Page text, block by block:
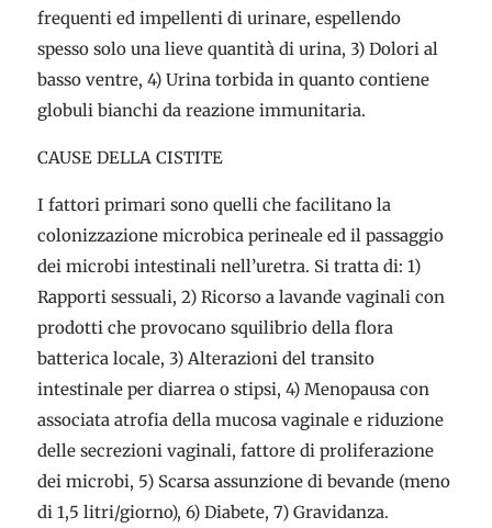
frequenti ed impellenti di urinare, espellendo
spesso solo una lieve quantità di urina, 3) Dolori al
basso ventre, 4) Urina torbida in quanto contiene
globuli bianchi da reazione immunitaria.
CAUSE DELLA CISTITE
I fattori primari sono quelli che facilitano la
colonizzazione microbica perineale ed il passaggio
dei microbi intestinali nell’uretra. Si tratta di: 1)
Rapporti sessuali, 2) Ricorso a lavande vaginali con
prodotti che provocano squilibrio della flora
batterica locale, 3) Alterazioni del transito
intestinale per diarrea o stipsi, 4) Menopausa con
associata atrofia della mucosa vaginale e riduzione
delle secrezioni vaginali, fattore di proliferazione
dei microbi, 5) Scarsa assunzione di bevande (meno
di 1,5 litri/giorno), 6) Diabete, 7) Gravidanza.